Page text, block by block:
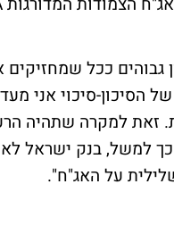
גבוהים ככל
של הסיכון-סיכוי אני
זאת למקרה שתהיה
כך למשל, בנק ישראל
על האג"ח".